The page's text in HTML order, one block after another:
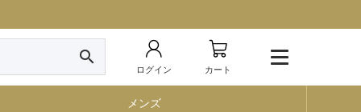
search
ログイン カート
メンズ